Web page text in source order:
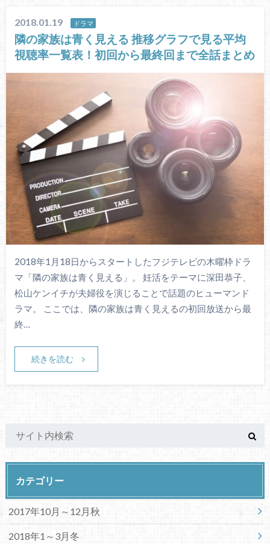
2018.01.19 ドラマ
隣の家族は青く見える 推移グラフで見る平均
視聴率一覧表！初回から最終回まで全話まとめ
2018年1月18日からスタートしたフジテレビの木曜枠ドラ
マ「隣の家族は青く見える」。 妊活をテーマに深田恭子、
松山ケンイチが夫婦役を演じることで話題のヒューマンド
ラマ。 ここでは、隣の家族は青く見えるの初回放送から最
終…
続きを読む
カテゴリー
2017年10月～12月秋
2018年1～3月冬